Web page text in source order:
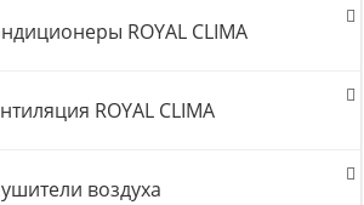
ROYAL CLIMA
ROYAL CLIMA
воздуха